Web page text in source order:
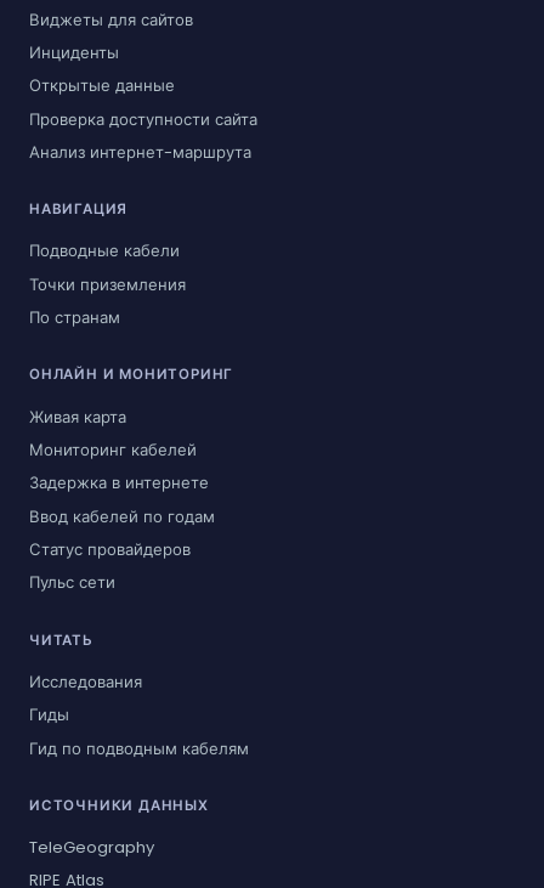
Виджеты для сайтов
Инциденты
Открытые данные
Проверка доступности сайта
Анализ интернет-маршрута
НАВИГАЦИЯ
Подводные кабели
Точки приземления
По странам
ОНЛАЙН И МОНИТОРИНГ
Живая карта
Мониторинг кабелей
Задержка в интернете
Ввод кабелей по годам
Статус провайдеров
Пульс сети
ЧИТАТЬ
Исследования
Гиды
Гид по подводным кабелям
ИСТОЧНИКИ ДАННЫХ
TeleGeography
RIPE Atlas